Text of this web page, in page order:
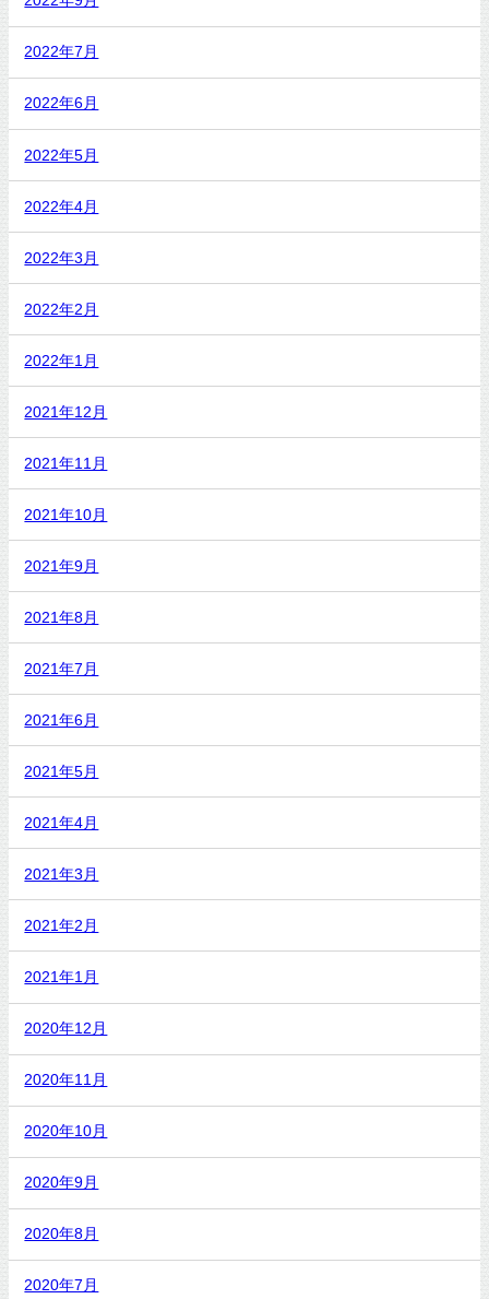
2022年7月
2022年6月
2022年5月
2022年4月
2022年3月
2022年2月
2022年1月
2021年12月
2021年11月
2021年10月
2021年9月
2021年8月
2021年7月
2021年6月
2021年5月
2021年4月
2021年3月
2021年2月
2021年1月
2020年12月
2020年11月
2020年10月
2020年9月
2020年8月
2020年7月